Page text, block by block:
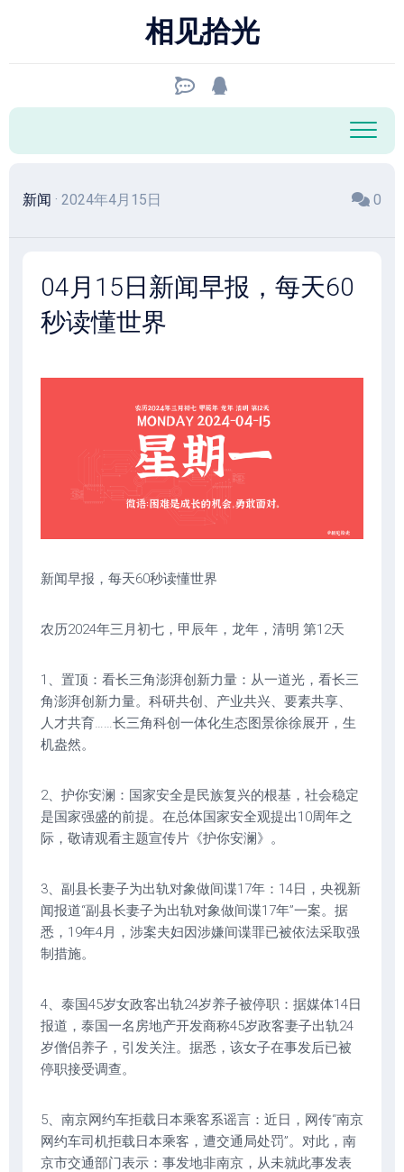
相见拾光
新闻 · 2024年4月15日 0
04月15日新闻早报，每天60
秒读懂世界
新闻早报，每天60秒读懂世界
农历2024年三月初七，甲辰年，龙年，清明 第12天
1、置顶：看长三角澎湃创新力量：从一道光，看长三
角澎湃创新力量。科研共创、产业共兴、要素共享、
人才共育……长三角科创一体化生态图景徐徐展开，生
机盎然。
2、护你安澜：国家安全是民族复兴的根基，社会稳定
是国家强盛的前提。在总体国家安全观提出10周年之
际，敬请观看主题宣传片《护你安澜》。
3、副县长妻子为出轨对象做间谍17年：14日，央视新
闻报道“副县长妻子为出轨对象做间谍17年”一案。据
悉，19年4月，涉案夫妇因涉嫌间谍罪已被依法采取强
制措施。
4、泰国45岁女政客出轨24岁养子被停职：据媒体14日
报道，泰国一名房地产开发商称45岁政客妻子出轨24
岁僧侣养子，引发关注。据悉，该女子在事发后已被
停职接受调查。
5、南京网约车拒载日本乘客系谣言：近日，网传“南京
网约车司机拒载日本乘客，遭交通局处罚”。对此，南
京市交通部门表示：事发地非南京，从未就此事发表